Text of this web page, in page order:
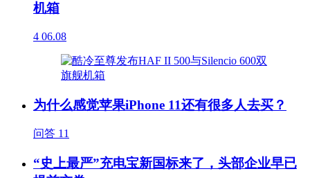
机箱
4 06.08
为什么感觉苹果iPhone 11还有很多人去买？
问答 11
“史上最严”充电宝新国标来了，头部企业早已